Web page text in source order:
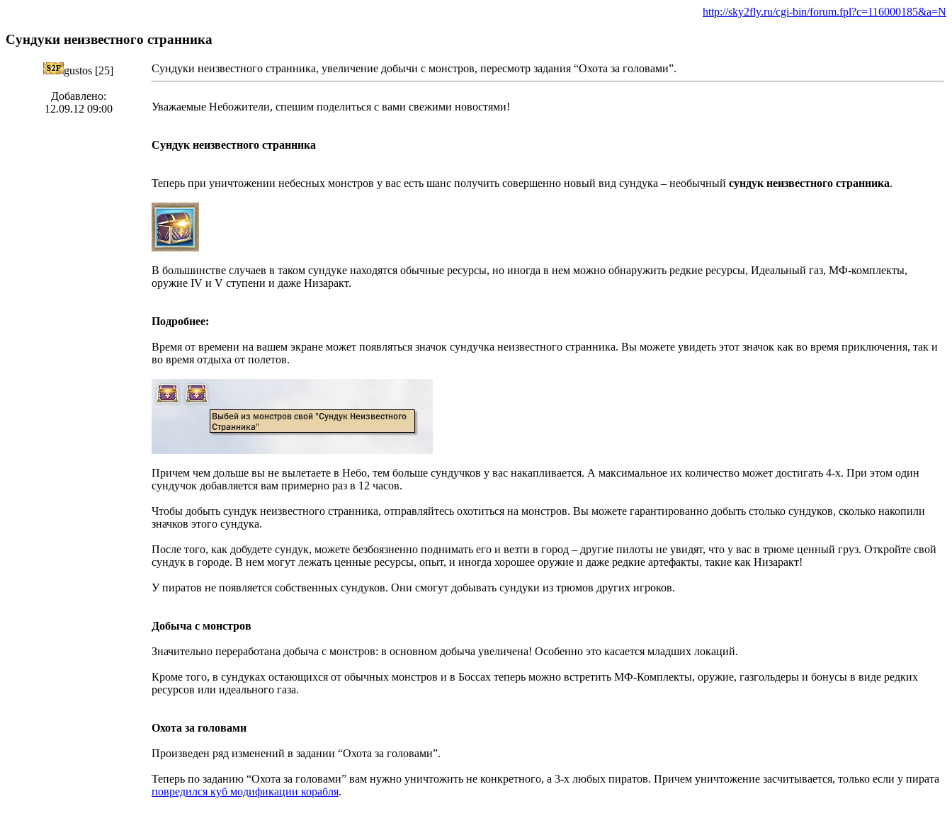
http://sky2fly.ru/cgi-bin/forum.fpl?c=116000185&a=N
Сундуки неизвестного странника
gustos [25]
Добавлено:
12.09.12 09:00
Сундуки неизвестного странника, увеличение добычи с монстров, пересмотр задания “Охота за головами”.
Уважаемые Небожители, спешим поделиться с вами свежими новостями!
Сундук неизвестного странника
Теперь при уничтожении небесных монстров у вас есть шанс получить совершенно новый вид сундука – необычный сундук неизвестного странника.
В большинстве случаев в таком сундуке находятся обычные ресурсы, но иногда в нем можно обнаружить редкие ресурсы, Идеальный газ, МФ-комплекты,
оружие IV и V ступени и даже Низаракт.
Подробнее:
Время от времени на вашем экране может появляться значок сундучка неизвестного странника. Вы можете увидеть этот значок как во время приключения, так и
во время отдыха от полетов.
Причем чем дольше вы не вылетаете в Небо, тем больше сундучков у вас накапливается. А максимальное их количество может достигать 4-х. При этом один
сундучок добавляется вам примерно раз в 12 часов.
Чтобы добыть сундук неизвестного странника, отправляйтесь охотиться на монстров. Вы можете гарантированно добыть столько сундуков, сколько накопили
значков этого сундука.
После того, как добудете сундук, можете безбоязненно поднимать его и везти в город – другие пилоты не увидят, что у вас в трюме ценный груз. Откройте свой
сундук в городе. В нем могут лежать ценные ресурсы, опыт, и иногда хорошее оружие и даже редкие артефакты, такие как Низаракт!
У пиратов не появляется собственных сундуков. Они смогут добывать сундуки из трюмов других игроков.
Добыча с монстров
Значительно переработана добыча с монстров: в основном добыча увеличена! Особенно это касается младших локаций.
Кроме того, в сундуках остающихся от обычных монстров и в Боссах теперь можно встретить МФ-Комплекты, оружие, газгольдеры и бонусы в виде редких
ресурсов или идеального газа.
Охота за головами
Произведен ряд изменений в задании “Охота за головами”.
Теперь по заданию “Охота за головами” вам нужно уничтожить не конкретного, а 3-х любых пиратов. Причем уничтожение засчитывается, только если у пирата
повредился куб модификации корабля.